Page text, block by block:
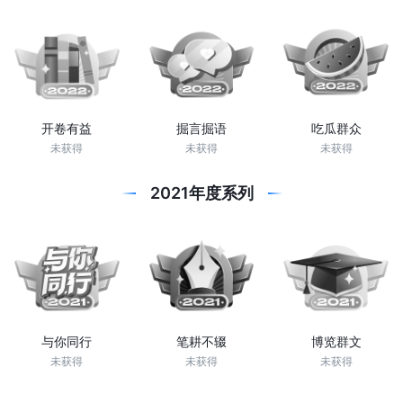
开卷有益
未获得
掘言掘语
未获得
吃瓜群众
未获得
2021年度系列
与你同行
未获得
笔耕不辍
未获得
博览群文
未获得